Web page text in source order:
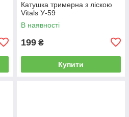
Катушка тримерна з ліскою
Vitals У-59
В наявності
199 ₴
Купити